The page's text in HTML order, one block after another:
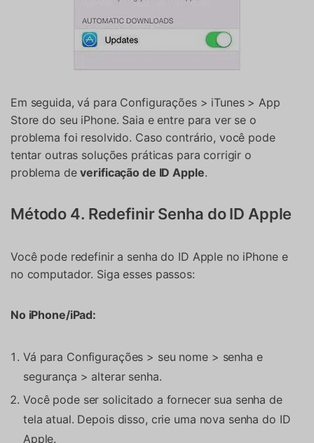
Em seguida, vá para Configurações > iTunes > App
Store do seu iPhone. Saia e entre para ver se o
problema foi resolvido. Caso contrário, você pode
tentar outras soluções práticas para corrigir o
problema deverificação de ID Apple.
Método 4. Redefinir Senha do ID Apple
Você pode redefinir a senha do ID Apple no iPhone e
no computador. Siga esses passos:
No iPhone/iPad:
Vá para Configurações > seu nome > senha e
segurança > alterar senha.
Você pode ser solicitado a fornecer sua senha de
tela atual. Depois disso, crie uma nova senha do ID
Apple.